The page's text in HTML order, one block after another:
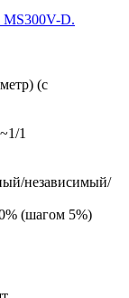
MS300V-D.
(с
1
независимый/
(шагом 5%)